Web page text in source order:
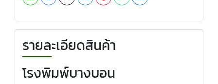
รายละเอียดสินค้า
โรงพิมพ์บางบอน